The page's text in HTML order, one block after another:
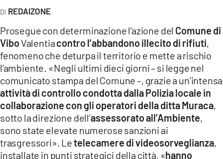
LACTV.IT
LACONAIR.IT
LACITYMAG.IT
ILREGGINO.IT
COSENZACHANNEL.IT
ILVIBONESE.IT
REDAIZONE
Prosegue con determinazione l’azione del Comune di
ViboValentiacontro l’abbandono illecito di rifiuti,
fenomeno che deturpa il territorio e mette a rischio
l’ambiente. «Negli ultimi dieci giorni – si legge nel
comunicato stampa del Comune –, grazie a un’intensa
attività di controllo condotta dalla Polizia locale in
collaborazione con gli operatori della ditta Muraca,
sotto la direzione dell’assessorato all’Ambiente,
sono state elevate numerose sanzioni ai
trasgressori». Letelecamere di videosorveglianza,
installate in punti strategici della città, «hanno